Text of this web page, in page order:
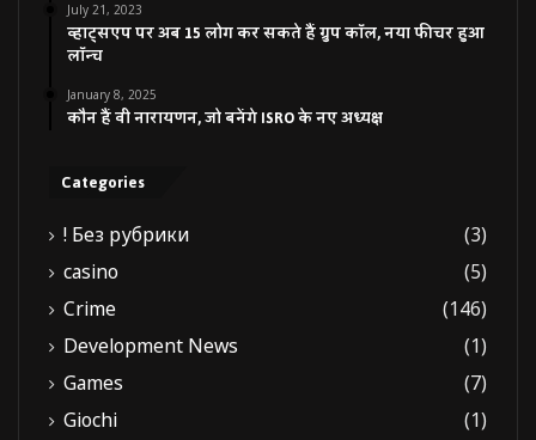
July 21, 2023
व्हाट्सएप पर अब 15 लोग कर सकते हैं ग्रुप कॉल, नया फीचर हुआ
लॉन्च
January 8, 2025
कौन हैं वी नारायणन, जो बनेंगे ISRO के नए अध्यक्ष
Categories
! Без рубрики
(3)
casino
(5)
Crime
(146)
Development News
(1)
Games
(7)
Giochi
(1)